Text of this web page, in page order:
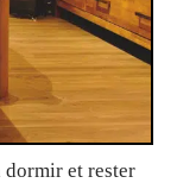
dormir et rester